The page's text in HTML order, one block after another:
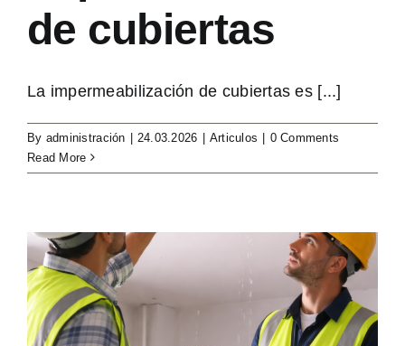
de cubiertas
La impermeabilización de cubiertas es [...]
By administración 24.03.2026 Articulos
0 Comments
Read More